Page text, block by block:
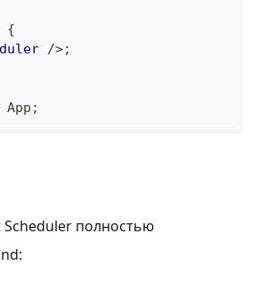
{
/>;
App ;
Scheduler полностью